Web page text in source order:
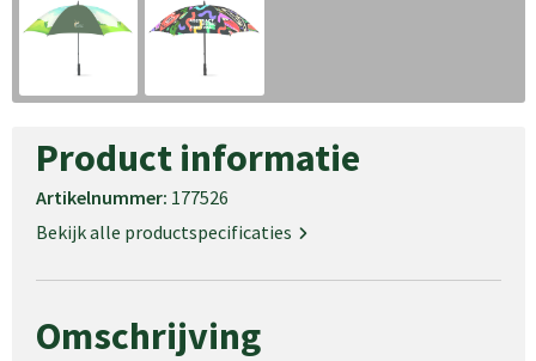
Product informatie
Artikelnummer: 177526
Bekijk alle productspecificaties
Omschrijving